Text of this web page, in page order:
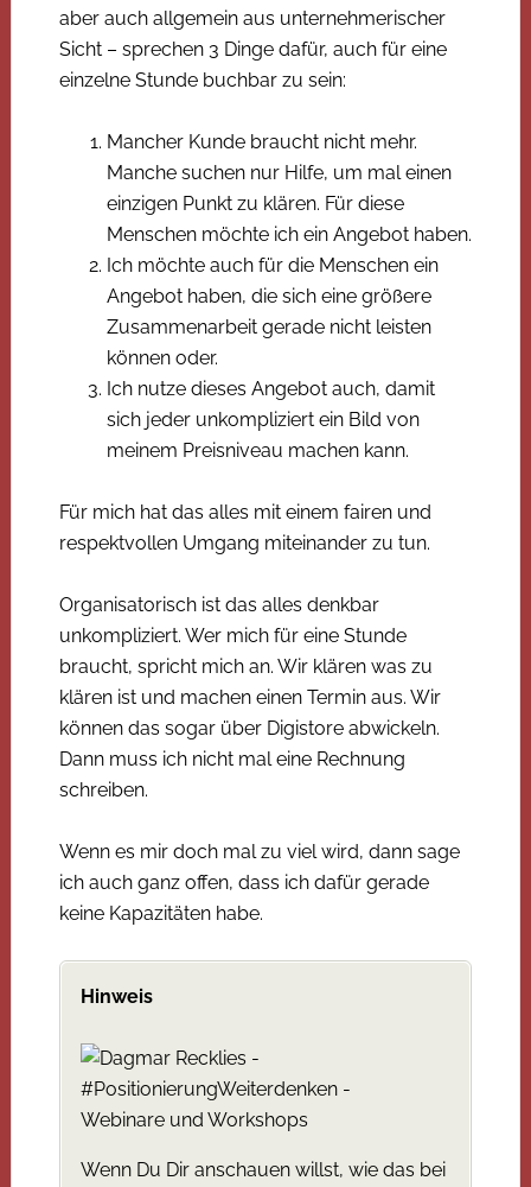
aber auch allgemein aus unternehmerischer
Sicht – sprechen 3 Dinge dafür, auch für eine
einzelne Stunde buchbar zu sein:
Mancher Kunde braucht nicht mehr.
Manche suchen nur Hilfe, um mal einen
einzigen Punkt zu klären. Für diese
Menschen möchte ich ein Angebot haben.
Ich möchte auch für die Menschen ein
Angebot haben, die sich eine größere
Zusammenarbeit gerade nicht leisten
können oder.
Ich nutze dieses Angebot auch, damit
sich jeder unkompliziert ein Bild von
meinem Preisniveau machen kann.
Für mich hat das alles mit einem fairen und
respektvollen Umgang miteinander zu tun.
Organisatorisch ist das alles denkbar
unkompliziert. Wer mich für eine Stunde
braucht, spricht mich an. Wir klären was zu
klären ist und machen einen Termin aus. Wir
können das sogar über Digistore abwickeln.
Dann muss ich nicht mal eine Rechnung
schreiben.
Wenn es mir doch mal zu viel wird, dann sage
ich auch ganz offen, dass ich dafür gerade
keine Kapazitäten habe.
Hinweis
Wenn Du Dir anschauen willst, wie das bei